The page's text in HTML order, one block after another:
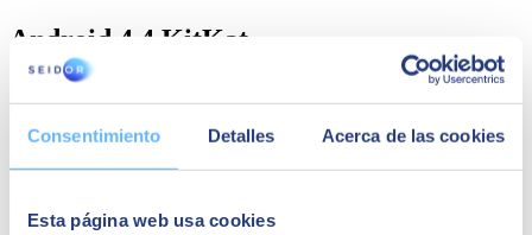
Consentimiento Detalles Acerca de las cookies
Esta página web usa cookies
Android 4.4 KitKat
El 31 d'octubre de 2013 va arribar aquesta nova actualització del
sistema operatiu mòbil de Google, on la companyia tecnològica es
va aliar amb Nestlé per utilitzar el sobrenom d'aquesta versió. Amb
d'Android: els fabricants tecnològics tenien molts problemes per
versions, cosa que feia que els usuaris no actualitzessin l'OS dels